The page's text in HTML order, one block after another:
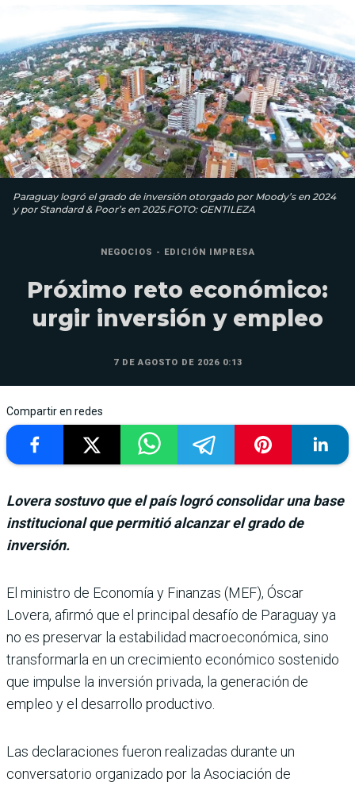
Paraguay logró el grado de inversión otorgado por Moody’s en 2024
y por Standard & Poor’s en 2025.FOTO: GENTILEZA
NEGOCIOS - EDICIÓN IMPRESA
Próximo reto económico:
urgir inversión y empleo
7 DE AGOSTO DE 2026 0:13
Compartir en redes
Lovera sostuvo que el país logró consolidar una base
institucional que permitió alcanzar el grado de
inversión.
El ministro de Eco­nomía y Finanzas (MEF), Óscar
Lovera, afirmó que el principal desafío de Paraguay ya
no es preser­var la estabilidad macroeco­nómica, sino
transformarla en un crecimiento econó­mico sostenido
que impulse la inversión privada, la gene­ración de
empleo y el desarro­llo productivo.
Las declaraciones fueron rea­lizadas durante un
conversa­torio organizado por la Asocia­ción de